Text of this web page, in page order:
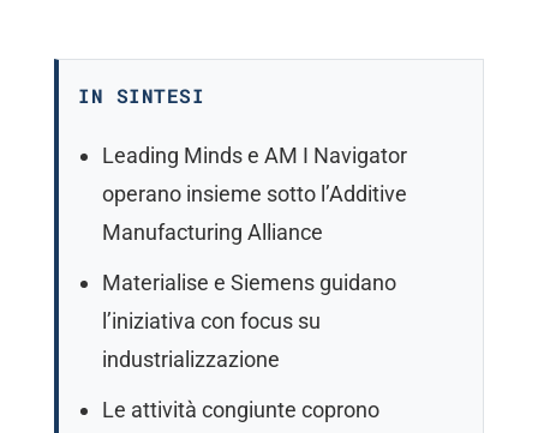
IN SINTESI
Leading Minds e AM I Navigator
operano insieme sotto l’Additive
Manufacturing Alliance
Materialise e Siemens guidano
l’iniziativa con focus su
industrializzazione
Le attività congiunte coprono